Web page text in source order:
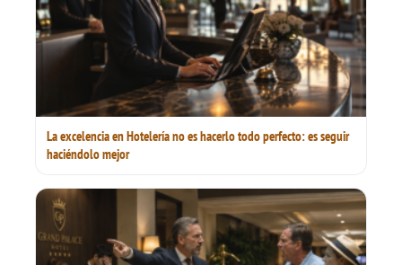
La excelencia en Hotelería no es hacerlo todo perfecto: es seguir
haciéndolo mejor